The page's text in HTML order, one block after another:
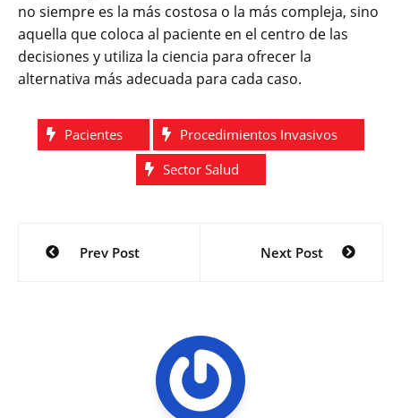
no siempre es la más costosa o la más compleja, sino
aquella que coloca al paciente en el centro de las
decisiones y utiliza la ciencia para ofrecer la
alternativa más adecuada para cada caso.
Pacientes
Procedimientos Invasivos
Sector Salud
Navegación
Prev Post Next Post